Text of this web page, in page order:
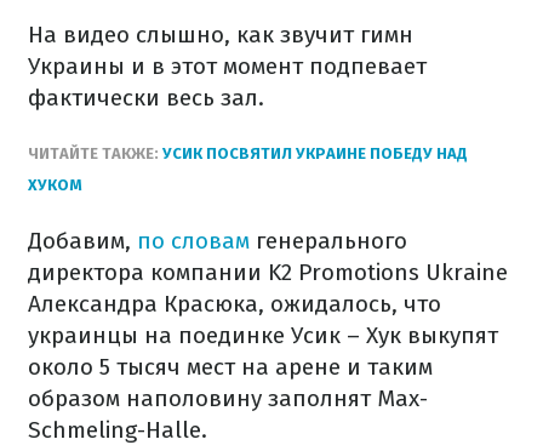
На видео слышно, как звучит гимн
Украины и в этот момент подпевает
фактически весь зал.
ЧИТАЙТЕ ТАКЖЕ: УСИК ПОСВЯТИЛ УКРАИНЕ ПОБЕДУ НАД
ХУКОМ
Добавим, по словам генерального
директора компании K2 Promotions Ukraine
Александра Красюка, ожидалось, что
украинцы на поединке Усик – Хук выкупят
около 5 тысяч мест на арене и таким
образом наполовину заполнят Max-
Schmeling-Halle.